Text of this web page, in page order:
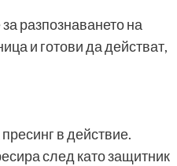
разпознаването на
и готови да действат,
в действие.
след като защитник